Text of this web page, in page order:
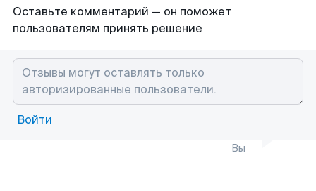
Оставьте комментарий — он поможет
пользователям принять решение
Войти
Вы